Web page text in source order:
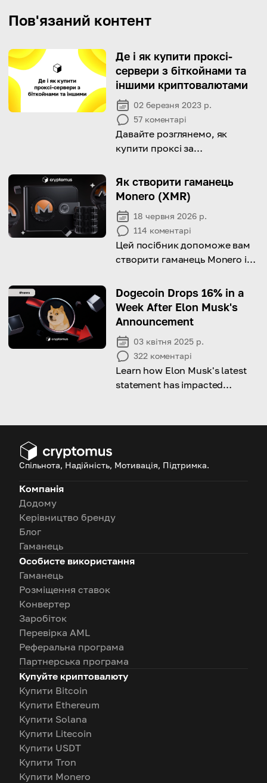
Пов'язаний контент
Де і як купити проксі-
сервери з біткойнами та
іншими криптовалютами
02 березня 2023 р.
57 коментарі
Давайте розглянемо, як
купити проксі за
Як створити гаманець
Monero (XMR)
18 червня 2026 р.
114 коментарі
Цей посібник допоможе вам
створити гаманець Monero і
гаманців.
Dogecoin Drops 16% in a
Week After Elon Musk's
Announcement
03 квітня 2025 р.
322 коментарі
Learn how Elon Musk's latest
statement has impacted
Спільнота, Надійність, Мотивація, Підтримка.
Компанія
Додому
Керівництво бренду
Блог
Гаманець
Особисте використання
Гаманець
Розміщення ставок
Конвертер
Заробіток
Перевірка AML
Реферальна програма
Партнерська програма
Купуйте криптовалюту
Купити Bitcoin
Купити Ethereum
Купити Solana
Купити Litecoin
Купити USDT
Купити Tron
Купити Monero